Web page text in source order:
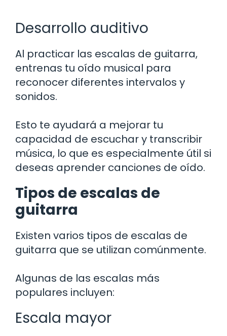
Desarrollo auditivo
Al practicar las escalas de guitarra,
entrenas tu oído musical para
reconocer diferentes intervalos y
sonidos.
Esto te ayudará a mejorar tu
capacidad de escuchar y transcribir
música, lo que es especialmente útil si
deseas aprender canciones de oído.
Tipos de escalas de
guitarra
Existen varios tipos de escalas de
guitarra que se utilizan comúnmente.
Algunas de las escalas más
populares incluyen:
Escala mayor